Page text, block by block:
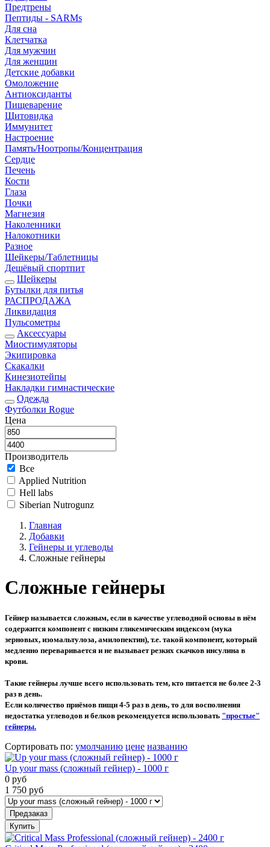
Предтрены
Пептиды - SARMs
Для сна
Клетчатка
Для мужчин
Для женщин
Детские добавки
Омоложение
Антиоксиданты
Пищеварение
Щитовидка
Иммунитет
Настроение
Память/Ноотропы/Концентрация
Сердце
Печень
Кости
Глаза
Почки
Магнезия
Наколенники
Налокотники
Разное
Шейкеры/Таблетницы
Дешёвый спортпит
Шейкеры
Бутылки для питья
РАСПРОДАЖА
Ликвидация
Пульсометры
Аксессуары
Миостимуляторы
Экипировка
Скакалки
Кинезиотейпы
Накладки гимнастические
Одежда
Футболки Rogue
Цена
Производитель
Все
Applied Nutrition
Hell labs
Siberian Nutrogunz
Главная
Добавки
Гейнеры и углеводы
Сложные гейнеры
Сложные гейнеры
Гейнер называется сложным, если в качестве углеводной основы в нём
содержится компонент с низким гликемическим индексом (мука
зерновых, изомальтулоза, амилопектин), т.е. такой компонент, который
медленно переваривается и не вызывает резких скачков инсулина в
крови.
Такие гейнеры лучше всего использовать тем, кто питается не более 2-3
раз в день.
Если количество приёмов пищи 4-5 раз в день, то для восполнения
недостатка углеводов и белков рекомендуется использовать "простые"
гейнеры.
Сортировать по: умолчанию цене названию
Up your mass (сложный гейнер) - 1000 г
0 руб
1 750 руб
Предзаказ
Купить